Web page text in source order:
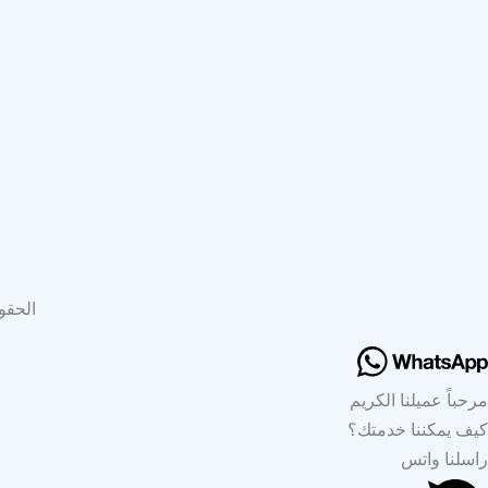
مرحباً عميلنا الكريم
كيف يمكننا خدمتك؟
راسلنا واتس